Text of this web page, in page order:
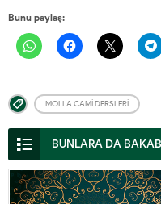
Bunu paylaş:
MOLLA CAMI DERSLERI
BUNLARA DA